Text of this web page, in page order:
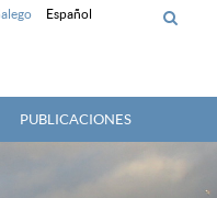
Español
PUBLICACIONES